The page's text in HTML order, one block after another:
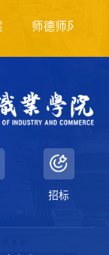
师德师风投诉邮箱
招标